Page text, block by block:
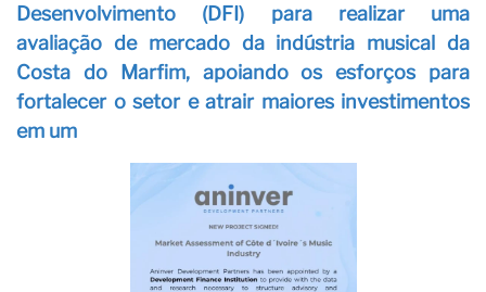
Desenvolvimento (DFI) para realizar uma
avaliação de mercado da indústria musical da
Costa do Marfim, apoiando os esforços para
fortalecer o setor e atrair maiores investimentos
em um